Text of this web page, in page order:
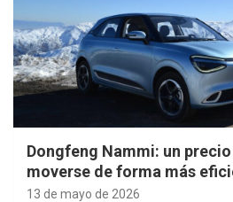
Dongfeng Nammi: un
moverse de forma más
13 de mayo de 2026